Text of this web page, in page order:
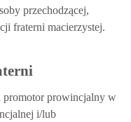
przechodzącej,
fraterni macierzystej.
promotor prowincjalny w
i/lub